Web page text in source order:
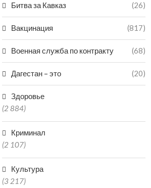
Битва за Кавказ (26)
Вакцинация (817)
Военная служба по контракту (68)
Дагестан – это (20)
Здоровье
(2 884)
Криминал
(2 107)
Культура
(3 217)